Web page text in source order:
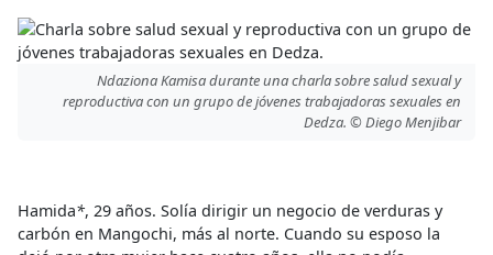
Ndaziona Kamisa durante una charla sobre salud sexual y
reproductiva con un grupo de jóvenes trabajadoras sexuales en
Dedza. © Diego Menjibar
Hamida*, 29 años. Solía dirigir un negocio de verduras y
carbón en Mangochi, más al norte. Cuando su esposo la